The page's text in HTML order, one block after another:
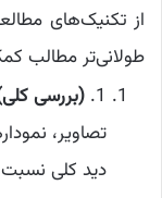
از تکنیک‌های
طولانی‌تر مطالب
1. (بررسی
تصاویر،
دید کلی